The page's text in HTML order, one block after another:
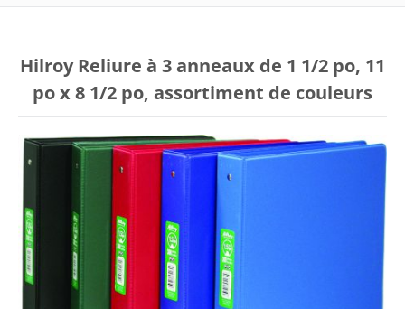
Hilroy Reliure à 3 anneaux de 1 1/2 po, 11
po x 8 1/2 po, assortiment de couleurs